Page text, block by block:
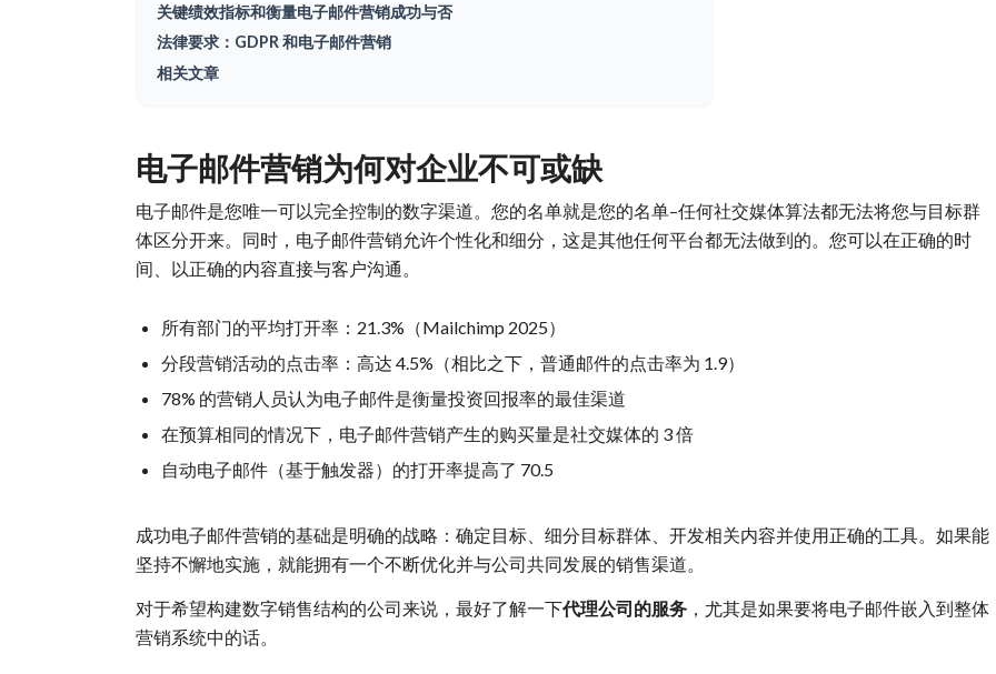
关键绩效指标和衡量电子邮件营销成功与否
法律要求：GDPR 和电子邮件营销
相关文章
电子邮件营销为何对企业不可或缺
电子邮件是您唯一可以完全控制的数字渠道。您的名单就是您的名单–任何社交媒体算法都无法将您与目标群
体区分开来。同时，电子邮件营销允许个性化和细分，这是其他任何平台都无法做到的。您可以在正确的时
间、以正确的内容直接与客户沟通。
所有部门的平均打开率：21.3%（Mailchimp 2025）
分段营销活动的点击率：高达 4.5%（相比之下，普通邮件的点击率为 1.9）
78% 的营销人员认为电子邮件是衡量投资回报率的最佳渠道
在预算相同的情况下，电子邮件营销产生的购买量是社交媒体的 3 倍
自动电子邮件（基于触发器）的打开率提高了 70.5
成功电子邮件营销的基础是明确的战略：确定目标、细分目标群体、开发相关内容并使用正确的工具。如果能
坚持不懈地实施，就能拥有一个不断优化并与公司共同发展的销售渠道。
对于希望构建数字销售结构的公司来说，最好了解一下代理公司的服务 ，尤其是如果要将电子邮件嵌入到整体
营销系统中的话。